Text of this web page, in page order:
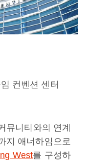
컨벤션 센터
뮤니티와의 연계
지 애너하임으로
West를 구성하